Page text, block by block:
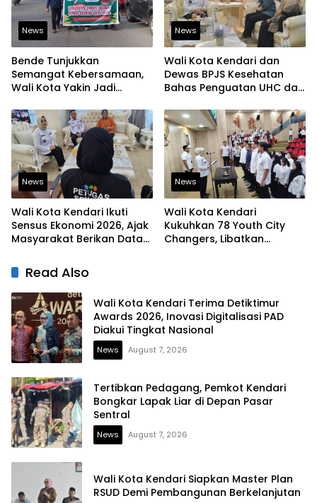
News
Bende Tunjukkan
Semangat Kebersamaan,
Wali Kota Yakin Jadi
Lain
News
Wali Kota Kendari dan
Dewas BPJS Kesehatan
Bahas Penguatan UHC dan
Kesehatan
News
Wali Kota Kendari Ikuti
Sensus Ekonomi 2026, Ajak
Masyarakat Berikan Data
News
Wali Kota Kendari
Kukuhkan 78 Youth City
Changers, Libatkan
Read Also
Wali Kota Kendari Terima Detiktimur
Awards 2026, Inovasi Digitalisasi PAD
Diakui Tingkat Nasional
News August 7, 2026
Tertibkan Pedagang, Pemkot Kendari
Bongkar Lapak Liar di Depan Pasar
Sentral
News August 7, 2026
Wali Kota Kendari Siapkan Master Plan
RSUD Demi Pembangunan Berkelanjutan